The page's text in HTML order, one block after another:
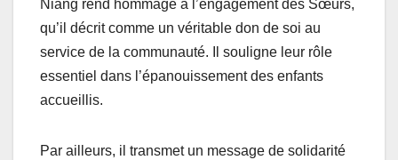
Niang rend hommage à l’engagement des Sœurs,
qu’il décrit comme un véritable don de soi au
service de la communauté. Il souligne leur rôle
essentiel dans l’épanouissement des enfants
accueillis.
Par ailleurs, il transmet un message de solidarité